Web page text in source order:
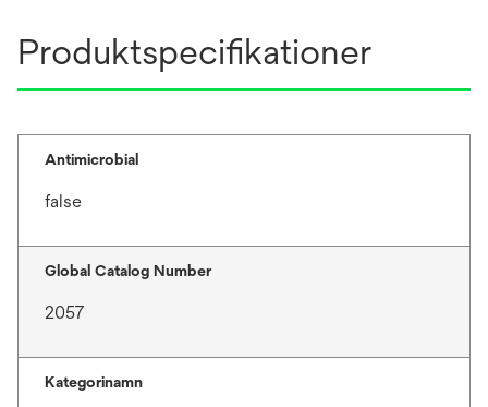
Produktspecifikationer
Antimicrobial
false
Global Catalog Number
2057
Kategorinamn